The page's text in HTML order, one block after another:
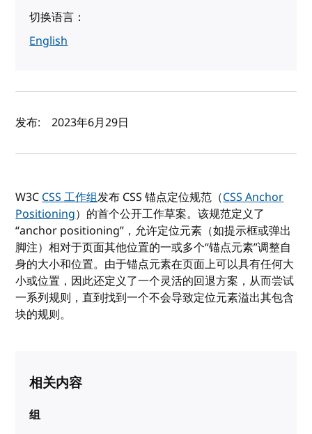
切换语言：
English
作者及发布日期
发布: 2023年6月29日
W3CCSS 工作组发布 CSS 锚点定位规范（CSS Anchor
Positioning）的首个公开工作草案。该规范定义了
“anchor positioning”，允许定位元素（如提示框或弹出
脚注）相对于页面其他位置的一或多个“锚点元素”调整自
身的大小和位置。由于锚点元素在页面上可以具有任何大
小或位置，因此还定义了一个灵活的回退方案，从而尝试
一系列规则，直到找到一个不会导致定位元素溢出其包含
块的规则。
相关内容
组